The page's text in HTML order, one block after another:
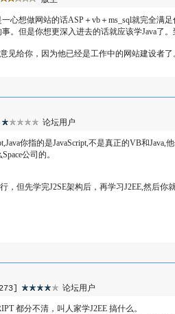
心想做网站的话ASP＋vb＋ms_sql就完全满
。但是你想更深入进去的话就应该学Java了
见给你，因为他已经是工作中的网站建设者了
论坛用户
你指的是JavaScript,不是真正的VB和
公司的。
，但先学完J2SE架构后，再学习J2EE,然后你
论坛用户
都分不清，叫人家学J2EE 搞什么。